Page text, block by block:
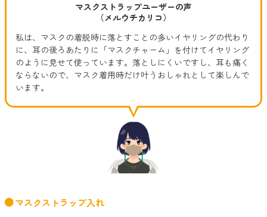
マスクストラップユーザーの声
（メルウチカリコ）
私は、マスクの着脱時に落とすことの多いイヤリングの代わり
に、耳の後ろあたりに「マスクチャーム」を付けてイヤリング
のように見せて使っています。落としにくいですし、耳も痛く
ならないので、マスク着用時だけ叶うおしゃれとして楽しんで
います。
マスクストラップ入れ